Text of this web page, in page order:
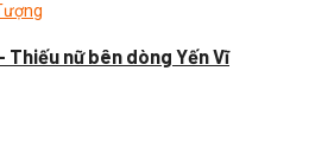
Thiếu nữ bên dòng Yến Vĩ